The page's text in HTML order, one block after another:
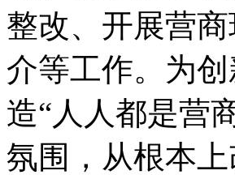
整改、开展营
介等工作。为
造“人人都是营
氛围，从根本